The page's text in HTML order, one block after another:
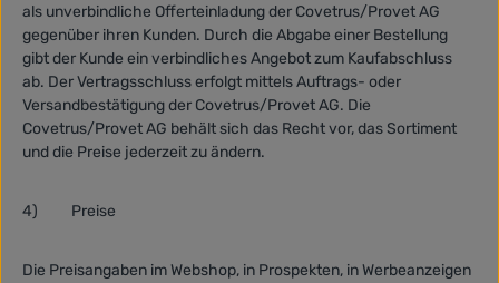
als unverbindliche Offerteinladung der Covetrus/Provet AG
gegenüber ihren Kunden. Durch die Abgabe einer Bestellung
gibt der Kunde ein verbindliches Angebot zum Kaufabschluss
ab. Der Vertragsschluss erfolgt mittels Auftrags- oder
Versandbestätigung der Covetrus/Provet AG. Die
Covetrus/Provet AG behält sich das Recht vor, das Sortiment
und die Preise jederzeit zu ändern.
4) Preise
Die Preisangaben im Webshop, in Prospekten, in Werbeanzeigen